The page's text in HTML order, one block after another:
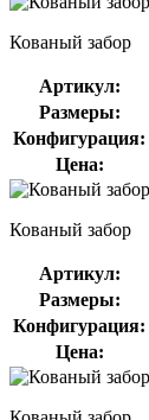
Кованый забор
Артикул:
Размеры:
Конфигурация:
Цена:
Кованый забор
Артикул:
Размеры:
Конфигурация:
Цена: